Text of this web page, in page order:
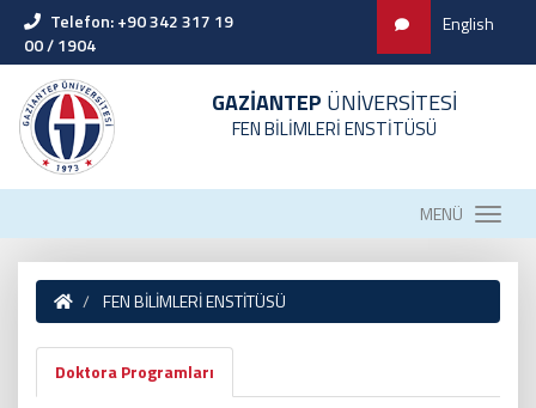
Telefon: +90 342 317 19
00 / 1904
English
GAZİANTEP ÜNİVERSİTESİ
FEN BİLİMLERİ ENSTİTÜSÜ
MENÜ
FEN BİLİMLERİ ENSTİTÜSÜ
Doktora Programları